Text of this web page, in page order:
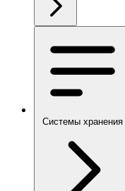
Системы хранения